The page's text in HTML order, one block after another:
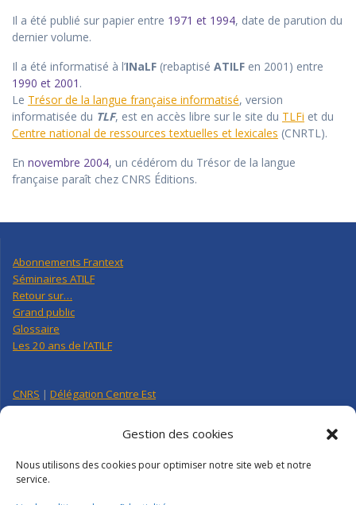
Gestion des cookies
Nous utilisons des cookies pour optimiser notre site web et notre
service.
Il a été publié sur papier entre 1971 et 1994, date de parution du
dernier volume.
Il a été informatisé à l’INaLF (rebaptisé ATILF en 2001) entre
1990 et 2001 .
Le Trésor de la langue française informatisé, version
informatisée du TLF, est en accès libre sur le site du TLFi et du
Centre national de ressources textuelles et lexicales (CNRTL).
En novembre 2004, un cédérom du Trésor de la langue
française paraît chez CNRS Éditions.
Abonnements Frantext
Séminaires ATILF
Retour sur…
Grand public
Glossaire
Les 20 ans de l’ATILF
CNRS | Délégation Centre Est
Université de Lorraine
CNRS Hebdo Centre-Est